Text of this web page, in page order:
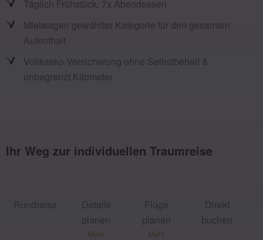
Täglich Frühstück, 7x Abendessen
Mietwagen gewählter Kategorie für den gesamten
Aufenthalt
Vollkasko-Versicherung ohne Selbstbehalt &
unbegrenzt Kilometer
Ihr Weg zur individuellen Traumreise
Rund­reise
Details
planen
Mehr
Flüge
planen
Mehr
Direkt
buchen